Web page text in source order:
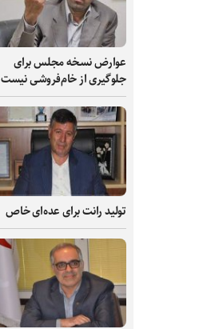
عوارض نسخه مجلس برای
جلوگیری از خام‌فروشی نیست
تولید رانت برای عده‌ای خاص